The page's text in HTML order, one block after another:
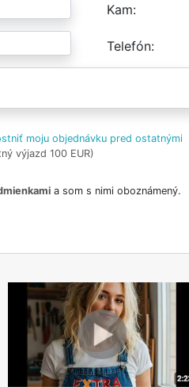
Kam
Telefón
moju objednávku pred ostatnými
výjazd 100 EUR)
a som s nimi oboznámený.